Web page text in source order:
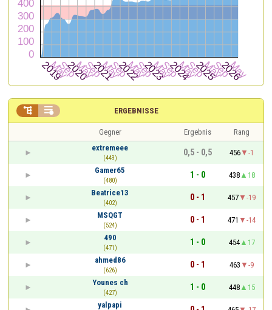
ERGEBNISSE
 
Gegner Ergebnis
Rang
extremeee
(443)
0,5 - 0,5 456
-1
Gamer65
(480)
1 - 0 438
18
Beatrice13
(402)
0 - 1 457
-19
MSQGT
(524)
0 - 1 471
-14
490
(471)
1 - 0 454
17
ahmed86
(626)
0 - 1 463
-9
Younes ch
(427)
1 - 0 448
15
yalpapi